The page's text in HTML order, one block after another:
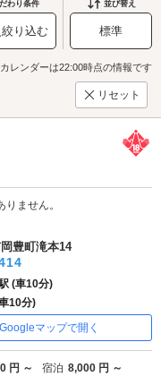
わり条件
絞り込む
並び替え
標準
レンダーは22:00時点の情報です
リセット
ません。
豊町滝本14
(車10分)
10分)
Googleマップで開く
円 ～ 宿泊 8,000 円 ～